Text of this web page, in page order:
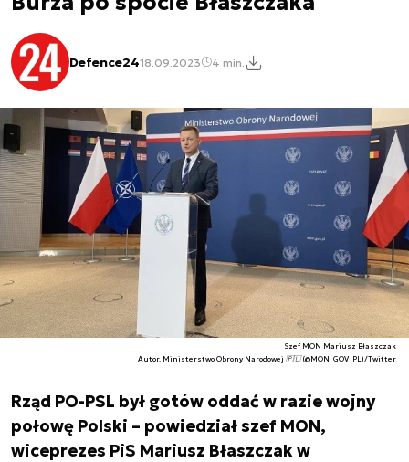
Defence2418.09.2023 4 min.
Szef MON Mariusz Błaszczak
Autor. Ministerstwo Obrony Narodowej 🇵🇱 (@MON_GOV_PL)/Twitter
Rząd PO-PSL był gotów oddać w razie wojny
połowę Polski – powiedział szef MON,
wiceprezes PiS Mariusz Błaszczak w